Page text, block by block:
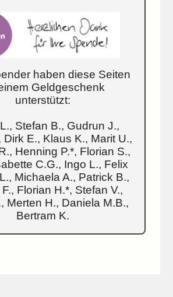
haben diese Seiten
Geldgeschenk
unterstützt:
Stefan B., Gudrun J.,
Dirk E., Klaus K., Marit U.,
Henning P.*, Florian S.,
C.G., Ingo L., Felix
Michaela A., Patrick B.,
Florian H.*, Stefan V.,
Merten H., Daniela M.B.,
Bertram K.